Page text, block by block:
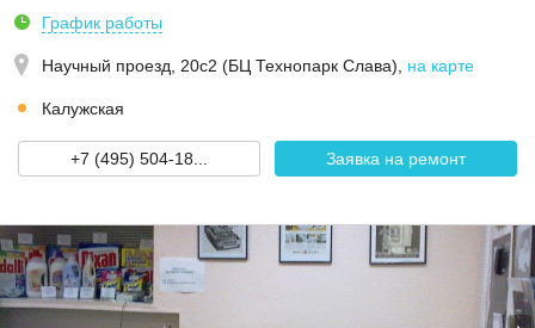
График работы
Научный проезд, 20с2 (БЦ Технопарк Слава) на карте
Калужская
+7 (495) 504-18... Заявка на ремонт